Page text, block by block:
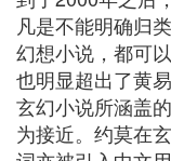
凡是不能明确归
幻想小说，都可
也明显超出了黄
玄幻小说所涵盖
为接近。约莫在